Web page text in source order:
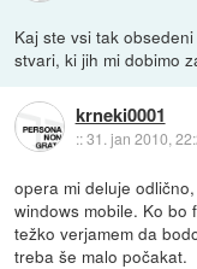
Kaj ste vsi tak
stvari, ki jih mi dobimo
krneki0001
::31. jan 2010,
opera mi deluje
windows mobile. Ko bo
težko verjamem da
treba še malo počakat.